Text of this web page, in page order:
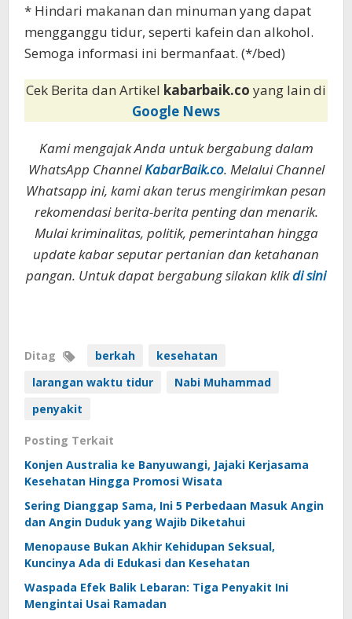
* Hindari makanan dan minuman yang dapat
mengganggu tidur, seperti kafein dan alkohol.
Semoga informasi ini bermanfaat. (*/bed)
Cek Berita dan Artikel kabarbaik.co yang lain di
Google News
Kami mengajak Anda untuk bergabung dalam
WhatsApp ChannelKabarBaik.co. Melalui Channel
Whatsapp ini, kami akan terus mengirimkan pesan
rekomendasi berita-berita penting dan menarik.
Mulai kriminalitas, politik, pemerintahan hingga
update kabar seputar pertanian dan ketahanan
pangan. Untuk dapat bergabung silakan klikdi sini
Ditag berkah
kesehatan
larangan waktu tidur
Nabi Muhammad
penyakit
Posting Terkait
Konjen Australia ke Banyuwangi, Jajaki Kerjasama
Kesehatan Hingga Promosi Wisata
Sering Dianggap Sama, Ini 5 Perbedaan Masuk Angin
dan Angin Duduk yang Wajib Diketahui
Menopause Bukan Akhir Kehidupan Seksual,
Kuncinya Ada di Edukasi dan Kesehatan
Waspada Efek Balik Lebaran: Tiga Penyakit Ini
Mengintai Usai Ramadan